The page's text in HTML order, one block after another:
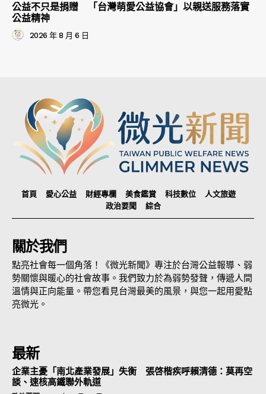
公益不只是捐贈 「台灣萌愛公益協會」以親送服務落實
公益精神
2026 年 8 月 6 日
首頁 愛心公益 財經專欄 美食鑑賞 科技數位
人文旅遊
政治要聞
綜合
關於我們
點亮社會每一個角落！《微光新聞》專注於台灣公益報導、弱
勢關懷與暖心的社會故事。我們致力於為弱勢發聲，傳遞人間
溫情與正向能量。帶您看見台灣最美的風景，與您一起用愛點
亮微光。
最新
企業主憂「南北產業發展」失衡 張啓楷疾呼賴清德：莫再空
談、速核高鐵聯外軌道